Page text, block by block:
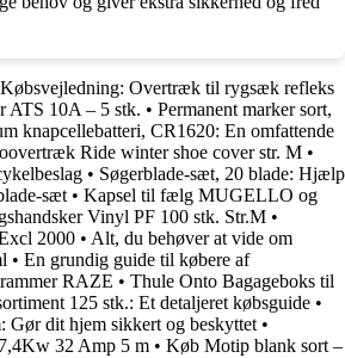
Købsvejledning: Overtræk til rygsæk refleks
ATS 10A – 5 stk. • Permanent marker sort,
knapcellebatteri, CR1620: En omfattende
Ride winter shoe cover str. M •
• Søgerblade-sæt, 20 blade: Hjælp
sæt • Kapsel til fælg MUGELLO og
Vinyl PF 100 stk. Str.M •
2000 • Alt, du behøver at vide om
• En grundig guide til købere af
RAZE • Thule Onto Bagageboks til
125 stk.: Et detaljeret købsguide •
Gør dit hjem sikkert og beskyttet •
32 Amp 5 m • Køb Motip blank sort –